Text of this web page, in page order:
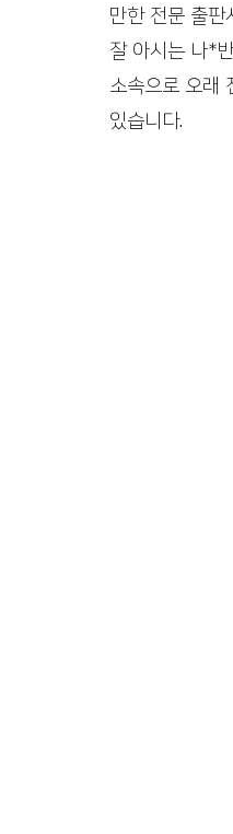
만한 전문 출판
잘 아시는 나*
소속으로 오래
있습니다.